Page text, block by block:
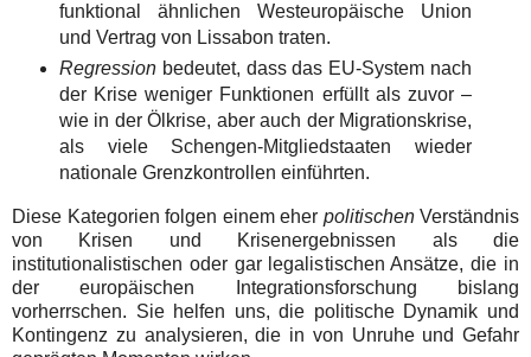
funktional ähnlichen Westeuropäische Union
und Vertrag von Lissabon traten.
Regressionbedeutet, dass das EU-System nach
der Krise weniger Funktionen erfüllt als zuvor –
wie in der Ölkrise, aber auch der Migrationskrise,
als viele Schengen-Mitgliedstaaten wieder
nationale Grenzkontrollen einführten.
Diese Kategorien folgen einem eher politischenVerständnis
von Krisen und Krisenergebnissen als die
institutionalistischen oder gar legalistischen Ansätze, die in
der europäischen Integrationsforschung bislang
vorherrschen. Sie helfen uns, die politische Dynamik und
Kontingenz zu analysieren, die in von Unruhe und Gefahr